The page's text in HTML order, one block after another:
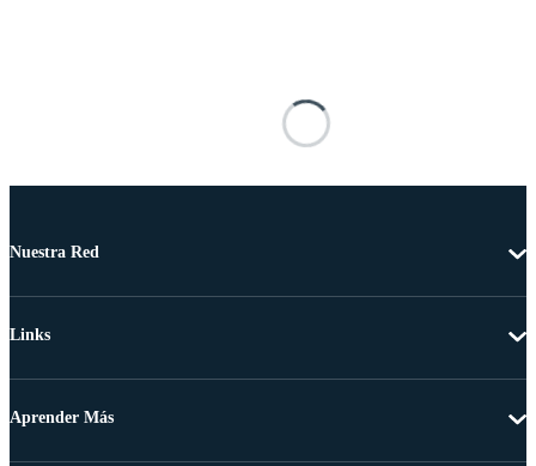
Nuestra Red
Links
Aprender Más